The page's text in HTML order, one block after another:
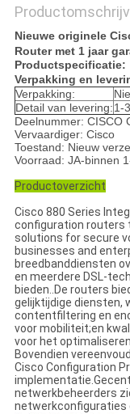
Nieuwe originele
Router met 1 jaar
Productspecificatie:
Verpakking en
Verpakking:
Detail van levering:1-
Deelnummer: CISCO
Vervaardiger: Cisco
Toestand: Nieuw
Voorraad: JA-binnen
Productoverzicht
Cisco 880 Series
configuration routers
solutions for secure
businesses and
breedbanddiensten
en meerdere DSL-
bieden..De routers
gelijktijdige diensten,
contentfiltering en
voor mobiliteit;en
voor het
Bovendien
Cisco Configuration
netwerkbeheerders
netwerkconfiguraties